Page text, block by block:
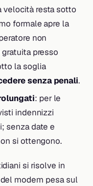
velocità resta sotto
formale apre la
non
presso
la soglia
senza penali.
: per le
indennizzi
senza date e
si ottengono.
si risolve in
modem pesa sul